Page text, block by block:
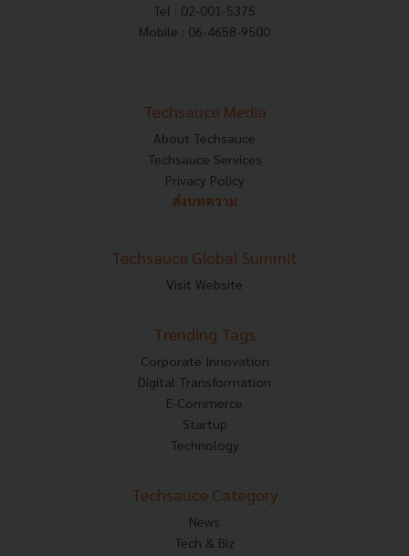
Tel : 02-001-5375
Mobile : 06-4658-9500
Techsauce Media
About Techsauce
Techsauce Services
Privacy Policy
ส่งบทความ
Techsauce Global Summit
Visit Website
Trending Tags
Corporate Innovation
Digital Transformation
E-Commerce
Startup
Technology
Techsauce Category
News
Tech & Biz